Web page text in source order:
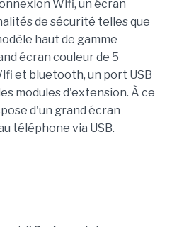
Wifi, un écran
de sécurité telles que
haut de gamme
écran couleur de 5
et bluetooth, un port USB
modules d'extension. À ce
d'un grand écran
téléphone via USB.